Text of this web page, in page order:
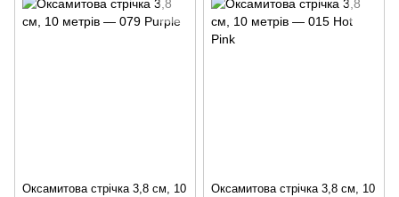
Оксамитова стрічка 3,8 см, 10
Оксамитова стрічка 3,8 см, 10